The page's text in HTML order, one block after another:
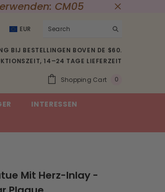
CM05
EUR
BIJ BESTELLINGEN BOVEN DE $60.
14–24 TAGE LIEFERZEIT
Shopping Cart
0
INTERESSEN
Mit Herz-Inlay -